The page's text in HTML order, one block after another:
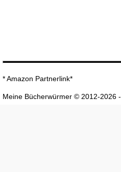
* Amazon Partnerlink*
Meine Bücherwürmer © 2012-2026 -